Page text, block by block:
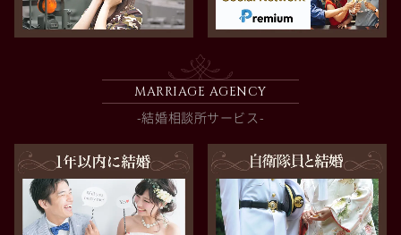
MARRIAGE AGENCY
-結婚相談所サービス-